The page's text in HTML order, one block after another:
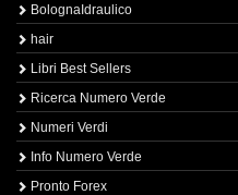
BolognaIdraulico
hair
Libri Best Sellers
Ricerca Numero Verde
Numeri Verdi
Info Numero Verde
Pronto Forex